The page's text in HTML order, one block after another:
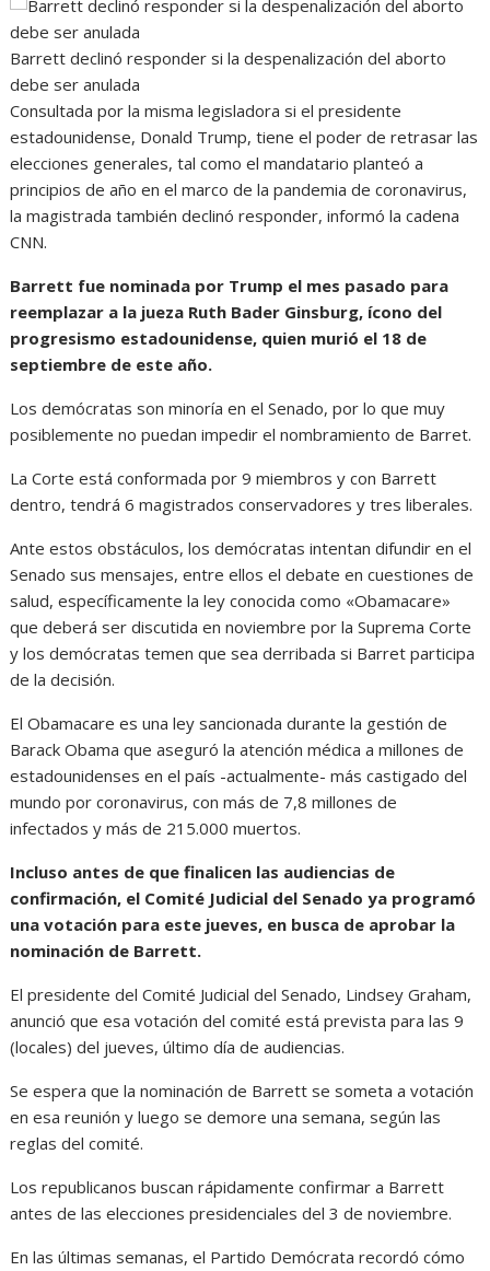
Barrett declinó responder si la despenalización del aborto
debe ser anulada
Consultada por la misma legisladora si el presidente
estadounidense, Donald Trump, tiene el poder de retrasar las
elecciones generales, tal como el mandatario planteó a
principios de año en el marco de la pandemia de coronavirus,
la magistrada también declinó responder, informó la cadena
CNN.
Barrett fue nominada por Trump el mes pasado para
reemplazar a la jueza Ruth Bader Ginsburg, ícono del
progresismo estadounidense, quien murió el 18 de
septiembre de este año.
Los demócratas son minoría en el Senado, por lo que muy
posiblemente no puedan impedir el nombramiento de Barret.
La Corte está conformada por 9 miembros y con Barrett
dentro, tendrá 6 magistrados conservadores y tres liberales.
Ante estos obstáculos, los demócratas intentan difundir en el
Senado sus mensajes, entre ellos el debate en cuestiones de
salud, específicamente la ley conocida como «Obamacare»
que deberá ser discutida en noviembre por la Suprema Corte
y los demócratas temen que sea derribada si Barret participa
de la decisión.
El Obamacare es una ley sancionada durante la gestión de
Barack Obama que aseguró la atención médica a millones de
estadounidenses en el país -actualmente- más castigado del
mundo por coronavirus, con más de 7,8 millones de
infectados y más de 215.000 muertos.
Incluso antes de que finalicen las audiencias de
confirmación, el Comité Judicial del Senado ya programó
una votación para este jueves, en busca de aprobar la
nominación de Barrett.
El presidente del Comité Judicial del Senado, Lindsey Graham,
anunció que esa votación del comité está prevista para las 9
(locales) del jueves, último día de audiencias.
Se espera que la nominación de Barrett se someta a votación
en esa reunión y luego se demore una semana, según las
reglas del comité.
Los republicanos buscan rápidamente confirmar a Barrett
antes de las elecciones presidenciales del 3 de noviembre.
En las últimas semanas, el Partido Demócrata recordó cómo